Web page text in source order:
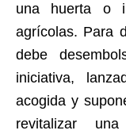
una huerta o
agrícolas. Para
debe
iniciativa,
acogida y
revitalizar